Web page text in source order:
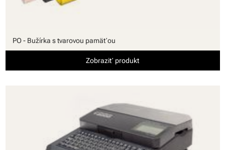
PO - Bužírka s tvarovou pamäťou
Zobraziť produkt